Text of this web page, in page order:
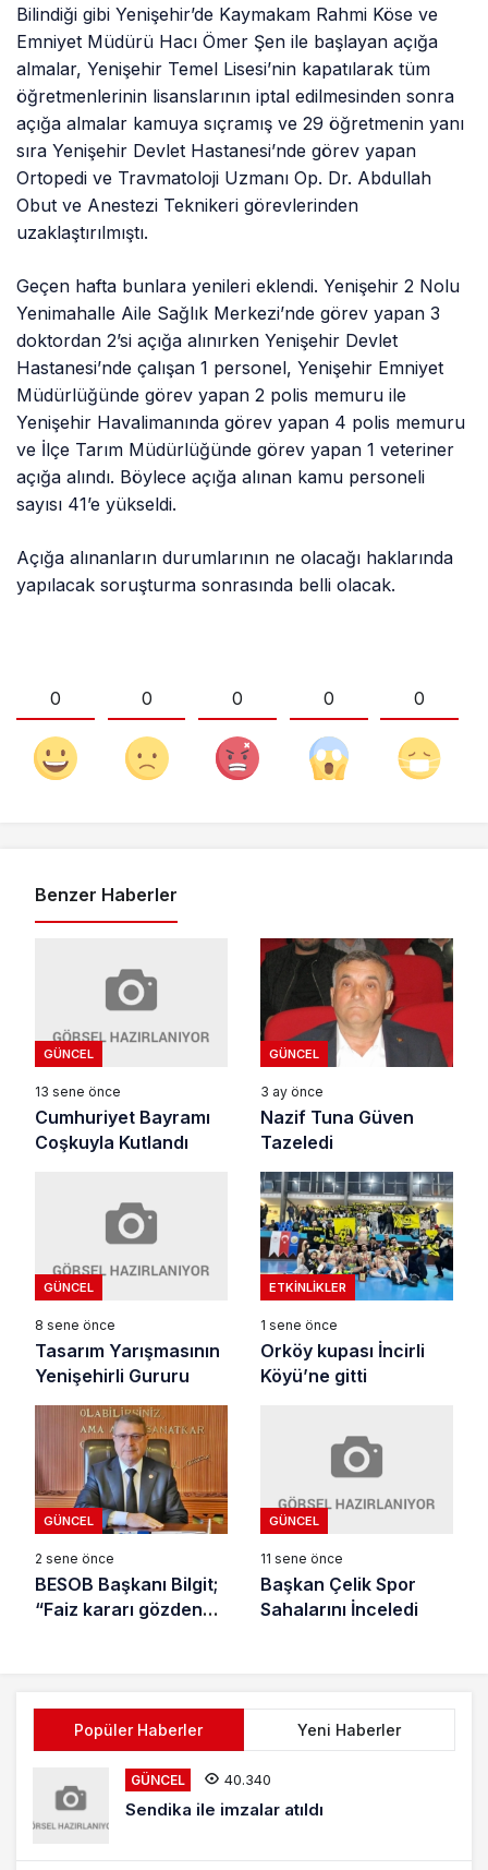
Bilindiği gibi Yenişehir’de Kaymakam Rahmi Köse ve
Emniyet Müdürü Hacı Ömer Şen ile başlayan açığa
almalar, Yenişehir Temel Lisesi’nin kapatılarak tüm
öğretmenlerinin lisanslarının iptal edilmesinden sonra
açığa almalar kamuya sıçramış ve 29 öğretmenin yanı
sıra Yenişehir Devlet Hastanesi’nde görev yapan
Ortopedi ve Travmatoloji Uzmanı Op. Dr. Abdullah
Obut ve Anestezi Teknikeri görevlerinden
uzaklaştırılmıştı.
Geçen hafta bunlara yenileri eklendi. Yenişehir 2 Nolu
Yenimahalle Aile Sağlık Merkezi’nde görev yapan 3
doktordan 2’si açığa alınırken Yenişehir Devlet
Hastanesi’nde çalışan 1 personel, Yenişehir Emniyet
Müdürlüğünde görev yapan 2 polis memuru ile
Yenişehir Havalimanında görev yapan 4 polis memuru
ve İlçe Tarım Müdürlüğünde görev yapan 1 veteriner
açığa alındı. Böylece açığa alınan kamu personeli
sayısı 41’e yükseldi.
Açığa alınanların durumlarının ne olacağı haklarında
yapılacak soruşturma sonrasında belli olacak.
0 0 0 0 0
Benzer Haberler
GÜNCEL
13 sene önce
Cumhuriyet Bayramı
Coşkuyla Kutlandı
GÜNCEL
3 ay önce
Nazif Tuna Güven
Tazeledi
GÜNCEL
8 sene önce
Tasarım Yarışmasının
Yenişehirli Gururu
ETKINLIKLER
1 sene önce
Orköy kupası İncirli
Köyü’ne gitti
GÜNCEL
2 sene önce
BESOB Başkanı Bilgit;
“Faiz kararı gözden
GÜNCEL
11 sene önce
Başkan Çelik Spor
Sahalarını İnceledi
Popüler Haberler Yeni Haberler
GÜNCEL 40.340
Sendika ile imzalar atıldı